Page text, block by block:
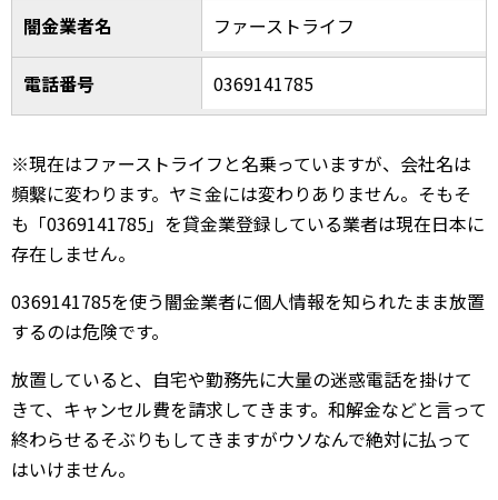
闇金業者名 ファーストライフ
電話番号 0369141785
※現在はファーストライフと名乗っていますが、会社名は
頻繫に変わります。ヤミ金には変わりありません。そもそ
も「0369141785」を貸金業登録している業者は現在日本に
存在しません。
0369141785を使う闇金業者に個人情報を知られたまま放置
するのは危険です。
放置していると、自宅や勤務先に大量の迷惑電話を掛けて
きて、キャンセル費を請求してきます。和解金などと言って
終わらせるそぶりもしてきますがウソなんで絶対に払って
はいけません。